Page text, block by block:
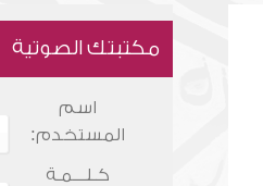
مكتبتك الصوتية
اسم
المستخدم:
كـلـــمـة